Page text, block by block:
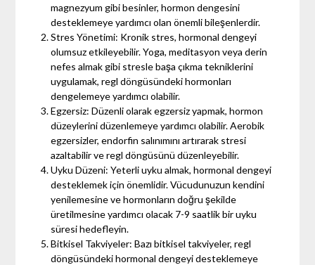
magnezyum gibi besinler, hormon dengesini
desteklemeye yardımcı olan önemli bileşenlerdir.
Stres Yönetimi: Kronik stres, hormonal dengeyi
olumsuz etkileyebilir. Yoga, meditasyon veya derin
nefes almak gibi stresle başa çıkma tekniklerini
uygulamak, regl döngüsündeki hormonları
dengelemeye yardımcı olabilir.
Egzersiz: Düzenli olarak egzersiz yapmak, hormon
düzeylerini düzenlemeye yardımcı olabilir. Aerobik
egzersizler, endorfin salınımını artırarak stresi
azaltabilir ve regl döngüsünü düzenleyebilir.
Uyku Düzeni: Yeterli uyku almak, hormonal dengeyi
desteklemek için önemlidir. Vücudunuzun kendini
yenilemesine ve hormonların doğru şekilde
üretilmesine yardımcı olacak 7-9 saatlik bir uyku
süresi hedefleyin.
Bitkisel Takviyeler: Bazı bitkisel takviyeler, regl
döngüsündeki hormonal dengeyi desteklemeye